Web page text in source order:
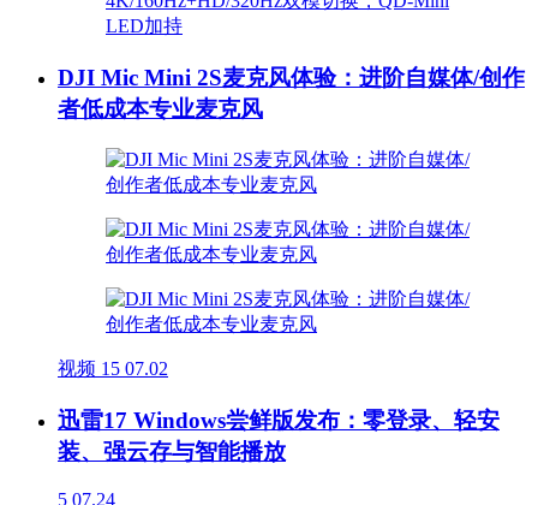
DJI Mic Mini 2S麦克风体验：进阶自媒体/创作
者低成本专业麦克风
视频 15 07.02
迅雷17 Windows尝鲜版发布：零登录、轻安
装、强云存与智能播放
5 07.24